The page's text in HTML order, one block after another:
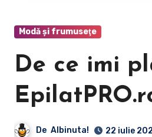
Modă şi frumuseţe
De ce imi
De Albinuta! 22 iulie